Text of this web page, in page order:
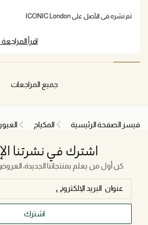
product to fill in my eyebrows this makes it to
Permanent makeup. Finally mascara, this I am
تم نشره في الأصل على ICONIC London
اقرأ
جميع المراجعات
فيسز الصفحة الرئيسية المكياج
اشترك في نشرتنا
كن أول من يعلم بمنتجاتنا الجديدة،
اشترك